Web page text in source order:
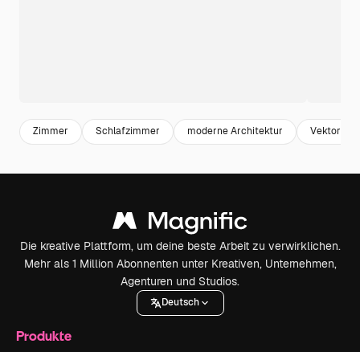
Zimmer Schlafzimmer moderne Architektur
Die kreative Plattform, um deine beste Arbeit zu verwirklichen.
Mehr als 1 Million Abonnenten unter Kreativen, Unternehmen,
Agenturen und Studios.
Deutsch
Produkte